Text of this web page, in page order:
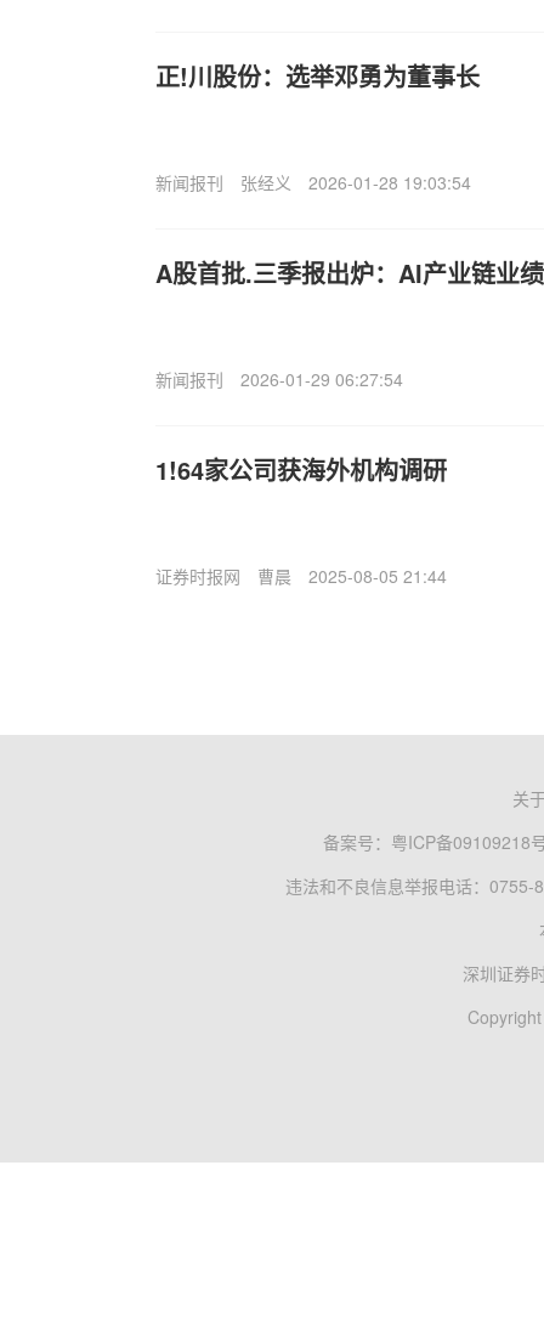
正!川股份：选举邓勇为董事长
新闻报刊 张经义 2026-01-28 19:03:54
A股首批.三季报出炉：AI产业链业
新闻报刊 2026-01-29 06:27:54
1!64家公司获海外机构调研
证券时报网 曹晨 2025-08-05 21:44
关
备案号： 粤ICP备09109218
违法和不良信息举报电话：0755-
深圳证券